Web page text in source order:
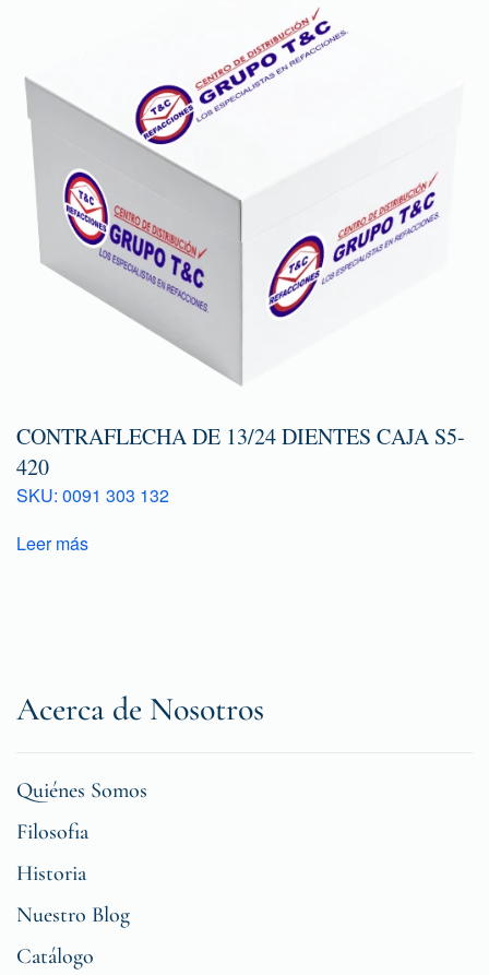
CONTRAFLECHA DE 13/24 DIENTES CAJA S5-
420
SKU: 0091 303 132
Leer más
Acerca de Nosotros
Quiénes Somos
Filosofia
Historia
Nuestro Blog
Catálogo